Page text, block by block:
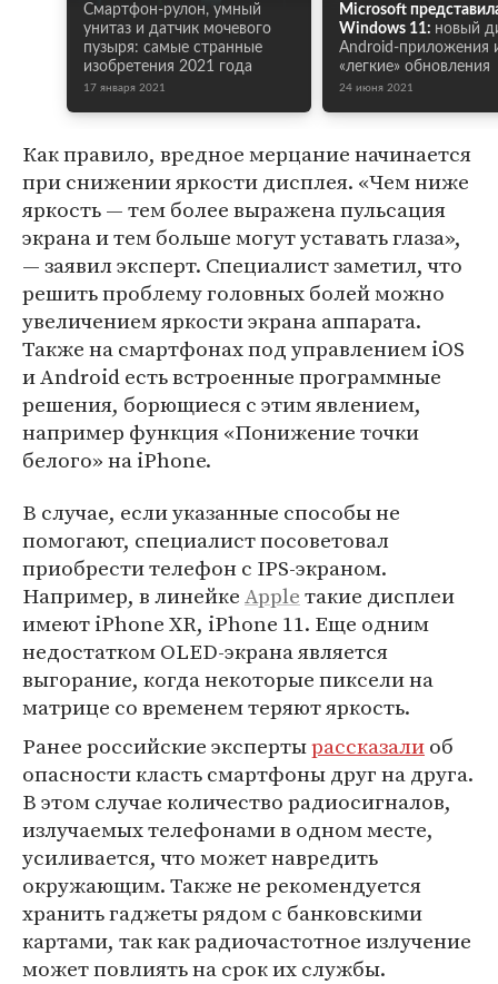
Смартфон-рулон, умный
унитаз и датчик мочевого
пузыря: самые странные
изобретения 2021 года
17 января 2021
Microsoft
Windows 11: новый
Android-приложения
«легкие» обновления
24 июня 2021
Как правило, вредное мерцание начинается
при снижении яркости дисплея. «Чем ниже
яркость — тем более выражена пульсация
экрана и тем больше могут уставать глаза»,
— заявил эксперт. Специалист заметил, что
решить проблему головных болей можно
увеличением яркости экрана аппарата.
Также на смартфонах под управлением iOS
и Android есть встроенные программные
решения, борющиеся с этим явлением,
например функция «Понижение точки
белого» на iPhone.
В случае, если указанные способы не
помогают, специалист посоветовал
приобрести телефон с IPS-экраном.
Например, в линейкеAppleтакие дисплеи
имеют iPhone XR, iPhone 11. Еще одним
недостатком OLED-экрана является
выгорание, когда некоторые пиксели на
матрице со временем теряют яркость.
Ранее российские экспертырассказалиоб
опасности класть смартфоны друг на друга.
В этом случае количество радиосигналов,
излучаемых телефонами в одном месте,
усиливается, что может навредить
окружающим. Также не рекомендуется
хранить гаджеты рядом с банковскими
картами, так как радиочастотное излучение
может повлиять на срок их службы.